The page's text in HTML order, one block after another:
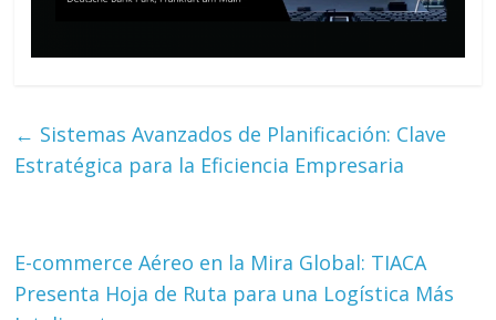
← Sistemas Avanzados de Planificación: Clave
Estratégica para la Eficiencia Empresaria
E-commerce Aéreo en la Mira Global: TIACA
Presenta Hoja de Ruta para una Logística Más